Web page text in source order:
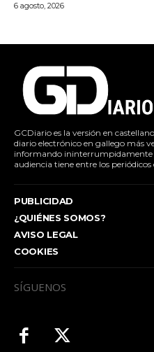
6 agosto, 2026
GCDiario es la versión en
diario electrónico en gallego más
informando ininterrumpidamente
audiencia tiene entre los periódicos
PUBLICIDAD
¿QUIÉNES SOMOS?
AVISO LEGAL
COOKIES
SÍGUENOS